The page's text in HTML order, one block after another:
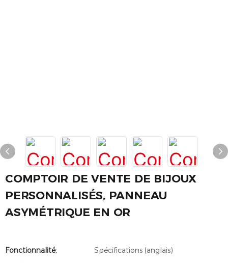
COMPTOIR DE VENTE DE BIJOUX
PERSONNALISÉS, PANNEAU
ASYMÉTRIQUE EN OR
Fonctionnalité:
Spécifications (anglais)